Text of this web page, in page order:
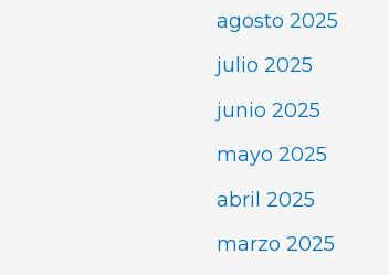
agosto 2025
julio 2025
junio 2025
mayo 2025
abril 2025
marzo 2025